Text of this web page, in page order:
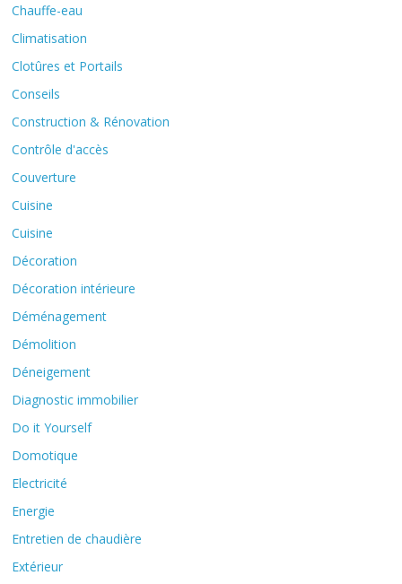
Chauffe-eau
Climatisation
Clotûres et Portails
Conseils
Construction & Rénovation
Contrôle d'accès
Couverture
Cuisine
Cuisine
Décoration
Décoration intérieure
Déménagement
Démolition
Déneigement
Diagnostic immobilier
Do it Yourself
Domotique
Electricité
Energie
Entretien de chaudière
Extérieur